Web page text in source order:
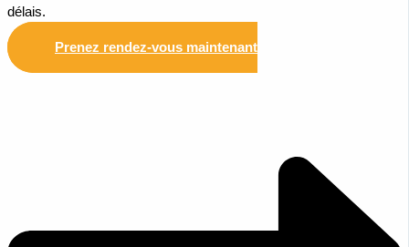
délais.
Prenez rendez-vous maintenant